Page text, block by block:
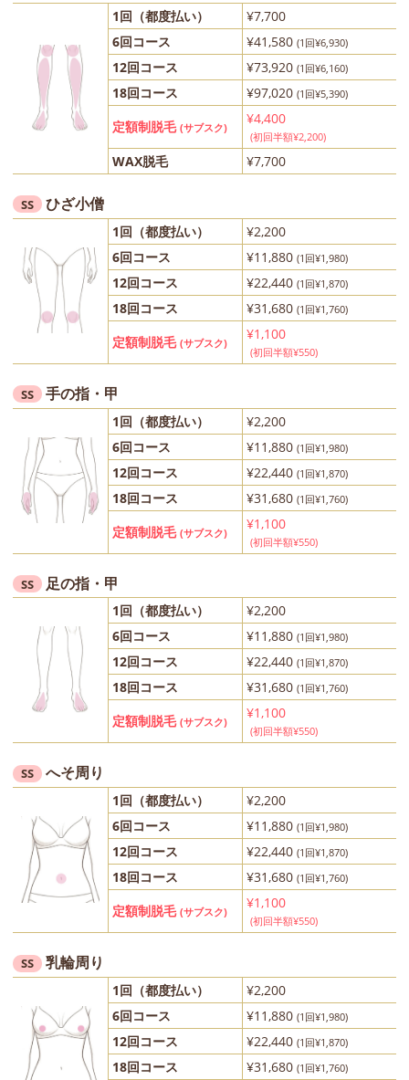
1回（都度払い）
¥7,700
6回コース
¥41,580 (1回¥6,930)
12回コース ¥73,920 (1回¥6,160)
18回コース ¥97,020 (1回¥5,390)
定額制脱毛 (サブスク)
¥4,400
(初回半額¥2,200)
WAX脱毛 ¥7,700
SS ひざ小僧
1回（都度払い）
¥2,200
6回コース
¥11,880 (1回¥1,980)
12回コース ¥22,440 (1回¥1,870)
18回コース ¥31,680 (1回¥1,760)
定額制脱毛 (サブスク)
¥1,100
(初回半額¥550)
SS 手の指・甲
1回（都度払い）
¥2,200
6回コース
¥11,880 (1回¥1,980)
12回コース ¥22,440 (1回¥1,870)
18回コース ¥31,680 (1回¥1,760)
定額制脱毛 (サブスク)
¥1,100
(初回半額¥550)
SS 足の指・甲
1回（都度払い）
¥2,200
6回コース
¥11,880 (1回¥1,980)
12回コース ¥22,440 (1回¥1,870)
18回コース ¥31,680 (1回¥1,760)
定額制脱毛 (サブスク)
¥1,100
(初回半額¥550)
SS へそ周り
1回（都度払い）
¥2,200
6回コース
¥11,880 (1回¥1,980)
12回コース ¥22,440 (1回¥1,870)
18回コース ¥31,680 (1回¥1,760)
定額制脱毛 (サブスク)
¥1,100
(初回半額¥550)
SS 乳輪周り
1回（都度払い）
¥2,200
6回コース
¥11,880 (1回¥1,980)
12回コース ¥22,440 (1回¥1,870)
18回コース ¥31,680 (1回¥1,760)